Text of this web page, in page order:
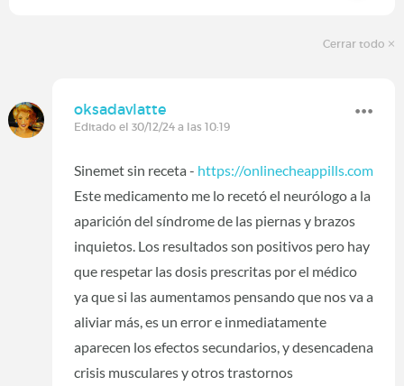
Cerrar todo
oksadavlatte
Editado el 30/12/24 a las 10:19
Sinemet sin receta - https://onlinecheappills.com
Este medicamento me lo recetó el neurólogo a la
aparición del síndrome de las piernas y brazos
inquietos. Los resultados son positivos pero hay
que respetar las dosis prescritas por el médico
ya que si las aumentamos pensando que nos va a
aliviar más, es un error e inmediatamente
aparecen los efectos secundarios, y desencadena
crisis musculares y otros trastornos